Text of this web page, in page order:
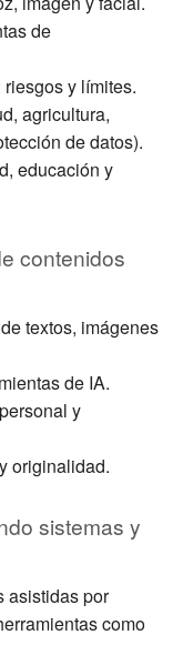
de
y límites.
agricultura,
de datos).
educación y
contenidos
textos, imágenes
de IA.
y
originalidad.
sistemas y
asistidas por
como